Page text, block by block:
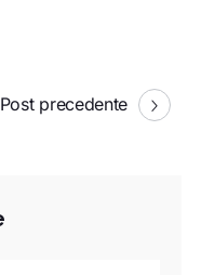
Post precedente